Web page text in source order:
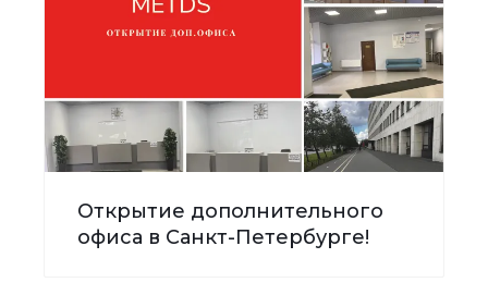
Открытие дополнительного
офиса в Санкт-Петербурге!